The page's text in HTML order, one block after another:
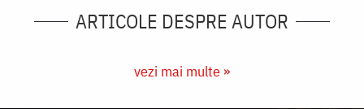
ARTICOLE DESPRE AUTOR
vezi mai multe »